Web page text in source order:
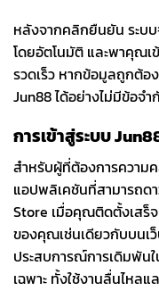
หลังจากคลิกยืนยัน ระบ
โดยอัตโนมัติ และพาคุณ
รวดเร็ว หากข้อมูลถูกต้อ
Jun88 ได้อย่างไม่มีข้อจำ
การเข้าสู่ระบบ
สำหรับผู้ที่ต้องการความ
แอปพลิเคชันที่สามารถด
Store เมื่อคุณติดตั้งเสร็
ของคุณเช่นเดียวกับบนเ
ประสบการณ์การเดิมพัน
เฉพาะ ทั้งใช้งานลื่นไหล